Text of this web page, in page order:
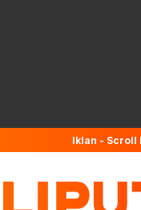
Iklan - Scroll